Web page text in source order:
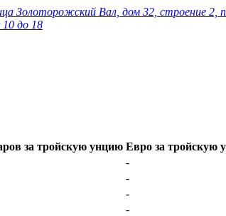
Золоторожский Вал, дом 32, строение
до 18
за тройскую унцию Евро за тройскую
-
-
-
-